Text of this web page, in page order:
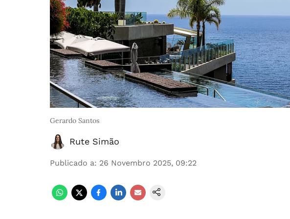
Gerardo Santos
Rute Simão
Publicado a: 26 Novembro 2025, 09:22